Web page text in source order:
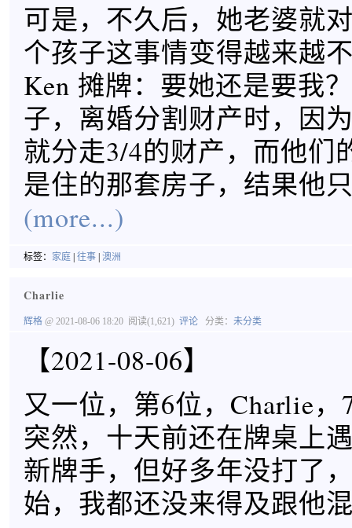
可是，不久后，她老婆就
个孩子这事情变得越来越
Ken 摊牌：要她还是要我
子，离婚分割财产时，因
就分走3/4的财产，而他们
是住的那套房子，结果他
(more...)
标签： 家庭 往事 澳洲
Charlie
辉格 @ 2021-08-06 18:20 阅读(1,621) 评论 分类： 未分类
【2021-08-06】
又一位，第6位，Charlie
突然，十天前还在牌桌上
新牌手，但好多年没打了
始，我都还没来得及跟他